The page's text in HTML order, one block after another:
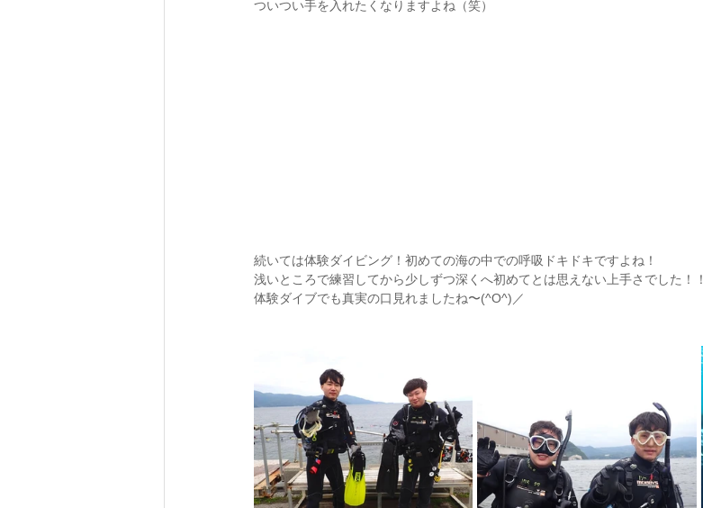
ついつい手を入れたくなりますよね（笑）
続いては体験ダイビング！初めての海の中での呼吸ドキドキですよね！
浅いところで練習してから少しずつ深くへ初めてとは思えない上手さでした！！
体験ダイブでも真実の口見れましたね〜(^O^)／